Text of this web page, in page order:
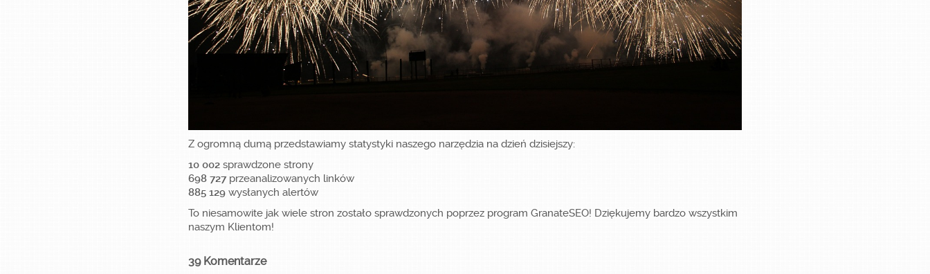
Z ogromną dumą przedstawiamy statystyki naszego narzędzia na dzień dzisiejszy:
10 002 sprawdzone strony
698 727przeanalizowanych linków
885 129 wysłanych alertów
To niesamowite jak wiele stron zostało sprawdzonych poprzez program GranateSEO! Dziękujemy bardzo wszystkim
naszym Klientom!
39 Komentarze